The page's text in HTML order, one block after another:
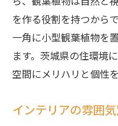
を作る役割を持つから
一角に小型観葉植物を
ます。茨城県の住環境
空間にメリハリと個性
インテリアの雰囲